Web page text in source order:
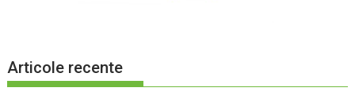
Articole recente